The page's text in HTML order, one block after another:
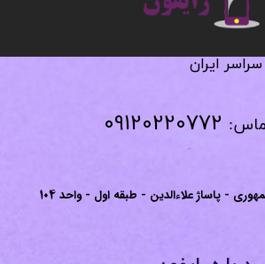
ایران
09120220772
- پاساژ علاءالدین - طبقه اول - واحد 104